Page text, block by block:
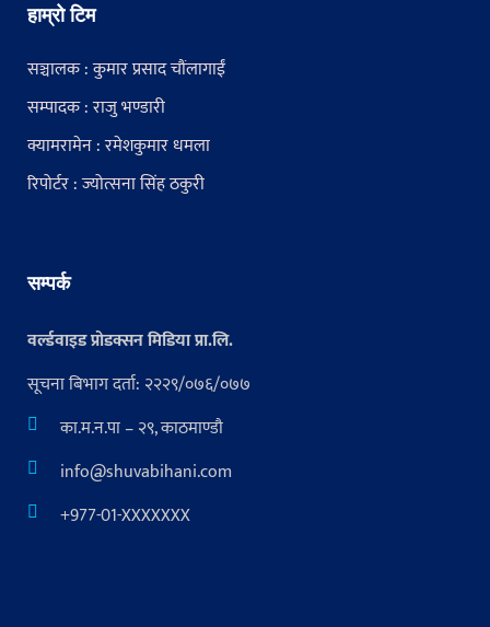
हाम्रो टिम
सञ्चालक : कुमार प्रसाद चौंलागाईं
सम्पादक : राजु भण्डारी
क्यामरामेन : रमेशकुमार धमला
रिपोर्टर : ज्योत्सना सिंह ठकुरी
सम्पर्क
वर्ल्डवाइड प्रोडक्सन मिडिया प्रा.लि.
सूचना बिभाग दर्ता: २२२९/०७६/०७७
का.म.न.पा – २९, काठमाण्डौ
info@shuvabihani.com
+977-01-XXXXXXX